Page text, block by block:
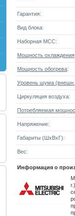
Гарантия:
Вид блока:
Наборная МСС:
Мощность охлаждения
Мощность обогрева:
Уровень шума
Циркуляция воздуха:
Потребляемая
Напряжение:
Габариты (ШxВxГ):
Вес:
Информация о